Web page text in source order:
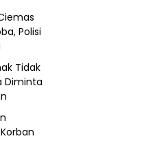
Polisi
Tidak
Diminta